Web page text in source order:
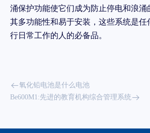
涌保护功能使它们成为防止停电和浪
其多功能性和易于安装，这些系统是
行日常工作的人的必备品。
氧化铅电池是什么电池
Be600M1:先进的教育机构综合管理系统